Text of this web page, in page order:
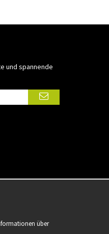
und spannende
über